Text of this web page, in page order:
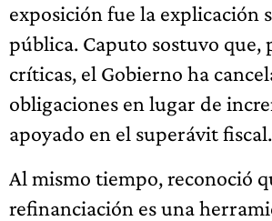
exposición fue la explicación
pública. Caputo sostuvo que,
críticas, el Gobierno ha
obligaciones en lugar de
apoyado en el superávit fiscal.
Al mismo tiempo, reconoció
refinanciación es una